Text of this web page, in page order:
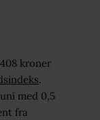
kroner
.
med 0,5
fra